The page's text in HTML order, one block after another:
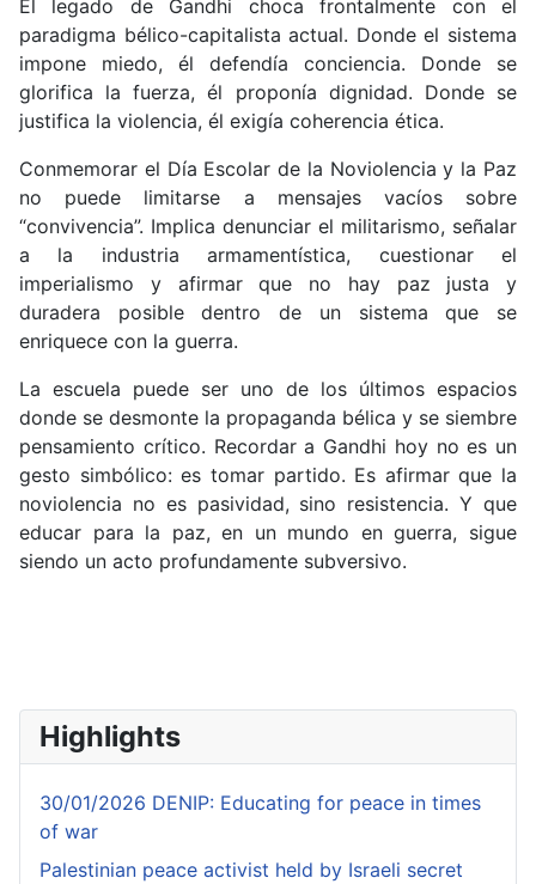
El legado de Gandhi choca frontalmente con el
paradigma bélico-capitalista actual. Donde el sistema
impone miedo, él defendía conciencia. Donde se
glorifica la fuerza, él proponía dignidad. Donde se
justifica la violencia, él exigía coherencia ética.
Conmemorar el Día Escolar de la Noviolencia y la Paz
no puede limitarse a mensajes vacíos sobre
“convivencia”. Implica denunciar el militarismo, señalar
a la industria armamentística, cuestionar el
imperialismo y afirmar que no hay paz justa y
duradera posible dentro de un sistema que se
enriquece con la guerra.
La escuela puede ser uno de los últimos espacios
donde se desmonte la propaganda bélica y se siembre
pensamiento crítico. Recordar a Gandhi hoy no es un
gesto simbólico: es tomar partido. Es afirmar que la
noviolencia no es pasividad, sino resistencia. Y que
educar para la paz, en un mundo en guerra, sigue
siendo un acto profundamente subversivo.
Highlights
30/01/2026 DENIP: Educating for peace in times
of war
Palestinian peace activist held by Israeli secret